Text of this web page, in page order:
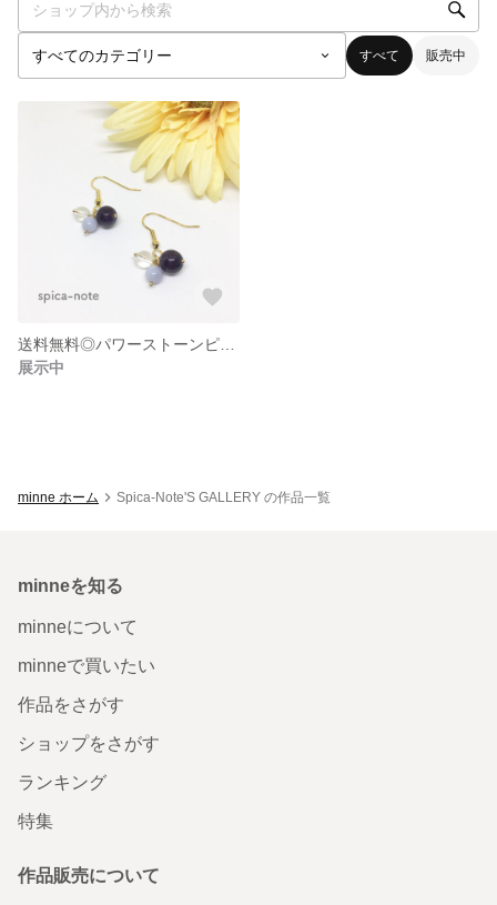
すべて 販売中
展示中
minne ホーム Spica-Note'S GALLERY の作品一覧
minneを知る
minneについて
minneで買いたい
作品をさがす
ショップをさがす
ランキング
特集
作品販売について